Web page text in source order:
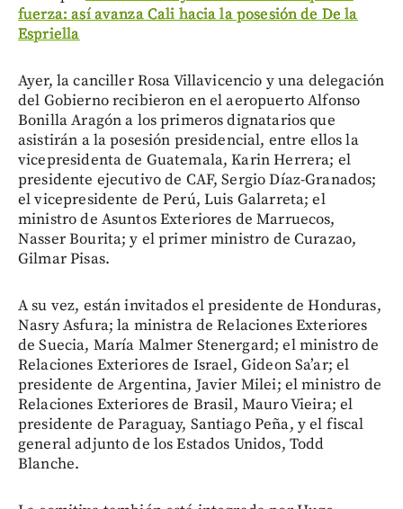
fuerza: así avanza Cali hacia la posesión de De la
Espriella
Ayer, la canciller Rosa Villavicencio y una delegación
del Gobierno recibieron en el aeropuerto Alfonso
Bonilla Aragón a los primeros dignatarios que
asistirán a la posesión presidencial, entre ellos la
vicepresidenta de Guatemala, Karin Herrera; el
presidente ejecutivo de CAF, Sergio Díaz-Granados;
el vicepresidente de Perú, Luis Galarreta; el
ministro de Asuntos Exteriores de Marruecos,
Nasser Bourita; y el primer ministro de Curazao,
Gilmar Pisas.
A su vez, están invitados el presidente de Honduras,
Nasry Asfura; la ministra de Relaciones Exteriores
de Suecia, María Malmer Stenergard; el ministro de
Relaciones Exteriores de Israel, Gideon Sa’ar; el
presidente de Argentina, Javier Milei; el ministro de
Relaciones Exteriores de Brasil, Mauro Vieira; el
presidente de Paraguay, Santiago Peña, y el fiscal
general adjunto de los Estados Unidos, Todd
Blanche.